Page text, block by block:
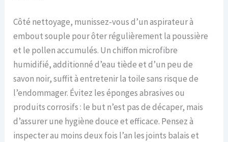
Côté nettoyage, munissez-vous d’un aspirateur à
embout souple pour ôter régulièrement la poussière
et le pollen accumulés. Un chiffon microfibre
humidifié, additionné d’eau tiède et d’un peu de
savon noir, suffit à entretenir la toile sans risque de
l’endommager. Évitez les éponges abrasives ou
produits corrosifs : le but n’est pas de décaper, mais
d’assurer une hygiène douce et efficace. Pensez à
inspecter au moins deux fois l’an les joints balais et